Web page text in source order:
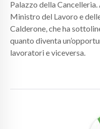
Palazzo della Cancelleria.
Ministro del Lavoro e
Calderone, che ha
quanto diventa
lavoratori e viceversa.